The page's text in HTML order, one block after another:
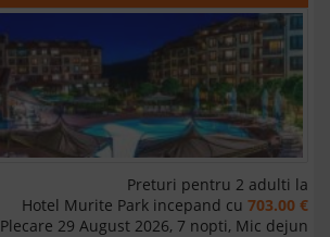
Preturi pentru 2 adulti la
Hotel Murite Park incepand cu 703.00 €
Plecare 29 August 2026, 7 nopti, Mic dejun